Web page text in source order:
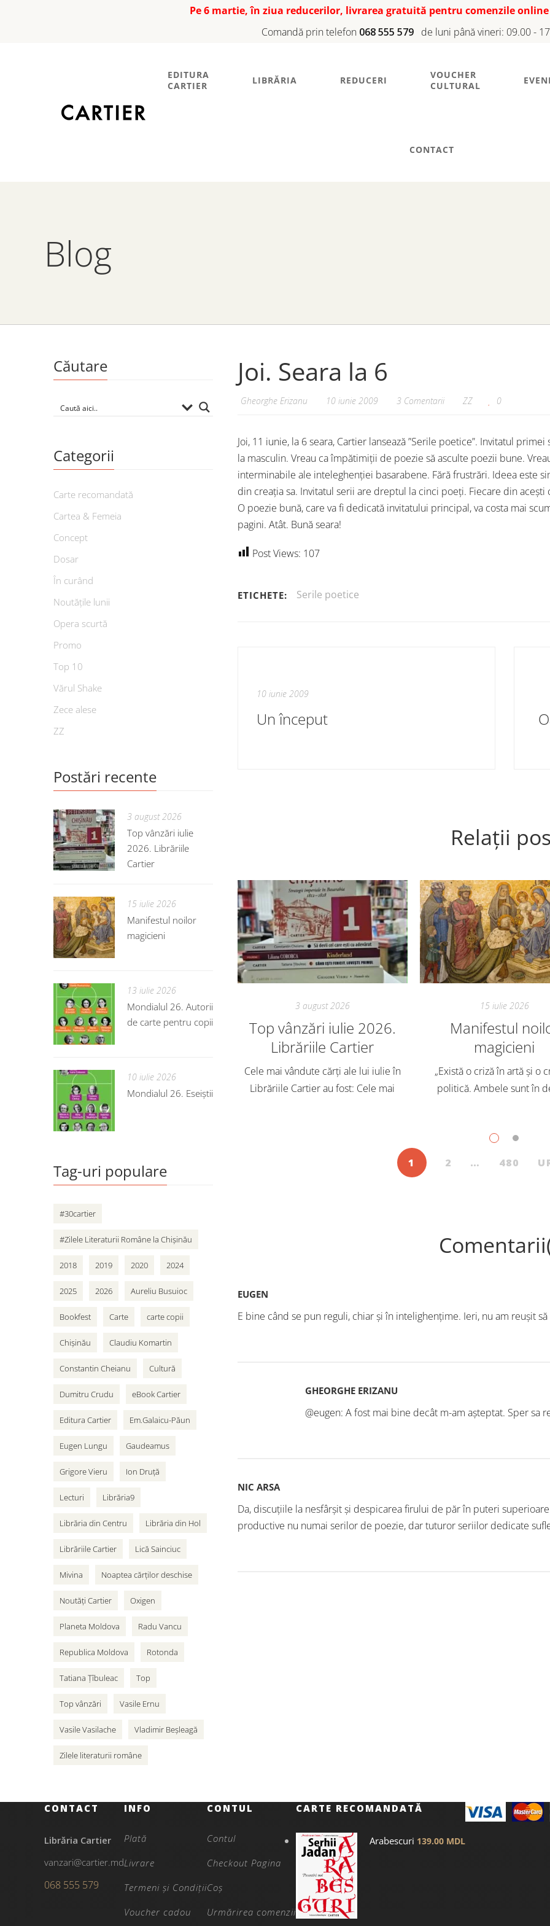
Pe 6 martie, în ziua reducerilor, livrarea gratuită pentru comenzile
Comandă prin telefon 068 555 579 de luni până vineri: 09.00 -
EDITURA
CARTIER
LIBRĂRIA REDUCERI
VOUCHER
CULTURAL
CONTACT
Blog
Joi. Seara la 6
Gheorghe Erizanu 10 iunie 2009 3 Comentarii ZZ 0
Joi, 11 iunie, la 6 seara, Cartier lansează ”Serile poetice”. Invitatul
la masculin. Vreau ca împătimiții de poezie să asculte poezii bune.
interminabile ale inteleghenției basarabene. Fără frustrări. Ideea este
din creația sa. Invitatul serii are dreptul la cinci poeți. Fiecare din
O poezie bună, care va fi dedicată invitatului principal, va costa mai
pagini. Atât. Bună seara!
Post Views: 107
ETICHETE: Serile poetice
10 iunie 2009
Un început
Relații
3 august 2026
Top vânzări iulie 2026.
Librăriile Cartier
Cele mai vândute cărți ale lui iulie în
Librăriile Cartier au fost: Cele mai
15 iulie 2026
Manifestul
magicieni
„Există o criză în artă și o
politică. Ambele sunt în
Situația poate fi salvată
1 2 … 480
EUGEN
E bine când se pun reguli, chiar şi în intelighenţime. Ieri, nu am reuşit
GHEORGHE ERIZANU
@eugen: A fost mai bine decât m-am așteptat. Sper sa
NIC ARSA
Da, discuțiile la nesfârșit și despicarea firului de păr în puteri
productive nu numai serilor de poezie, dar tuturor seriilor dedicate
Căutare
Categorii
Carte recomandată
Cartea & Femeia
Concept
Dosar
În curând
Noutățile lunii
Opera scurtă
Promo
Top 10
Vărul Shake
Zece alese
ZZ
Postări recente
3 august 2026
Top vânzări iulie
2026. Librăriile
Cartier
15 iulie 2026
Manifestul noilor
magicieni
13 iulie 2026
Mondialul 26. Autorii
de carte pentru copii
10 iulie 2026
Mondialul 26. Eseiștii
Tag-uri populare
#30cartier
#Zilele Literaturii Române la Chișinău
2018 2019 2020 2024
2025 2026 Aureliu Busuioc
Bookfest Carte carte copii
Chișinău Claudiu Komartin
Constantin Cheianu Cultură
Dumitru Crudu eBook Cartier
Editura Cartier Em.Galaicu-Păun
Eugen Lungu Gaudeamus
Grigore Vieru Ion Druță
Lecturi Librăria9
Librăria din Centru Librăria din Hol
Librăriile Cartier Lică Sainciuc
Mivina Noaptea cărților deschise
Noutăți Cartier Oxigen
Planeta Moldova Radu Vancu
Republica Moldova Rotonda
Tatiana Țîbuleac Top
Top vânzări Vasile Ernu
Vasile Vasilache Vladimir Beșleagă
Zilele literaturii române
CONTACT
Librăria Cartier
vanzari@cartier.md
068 555 579
INFO
Plată
Livrare
Termeni și Condiții
Voucher cadou
CONTUL
Contul
Checkout Pagina
Coș
Urmărirea comenzii
CARTE RECOMANDATĂ
Arabescuri 139.00 MDL